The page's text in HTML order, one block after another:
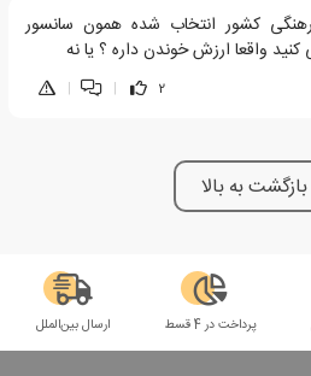
کشور انتخاب شده همون سانسور
واقعا ارزش خوندن داره ؟ یا نه
2
|
|
بازگشت به بالا
پرداخت در 4 قسط ارسال بین‌الملل